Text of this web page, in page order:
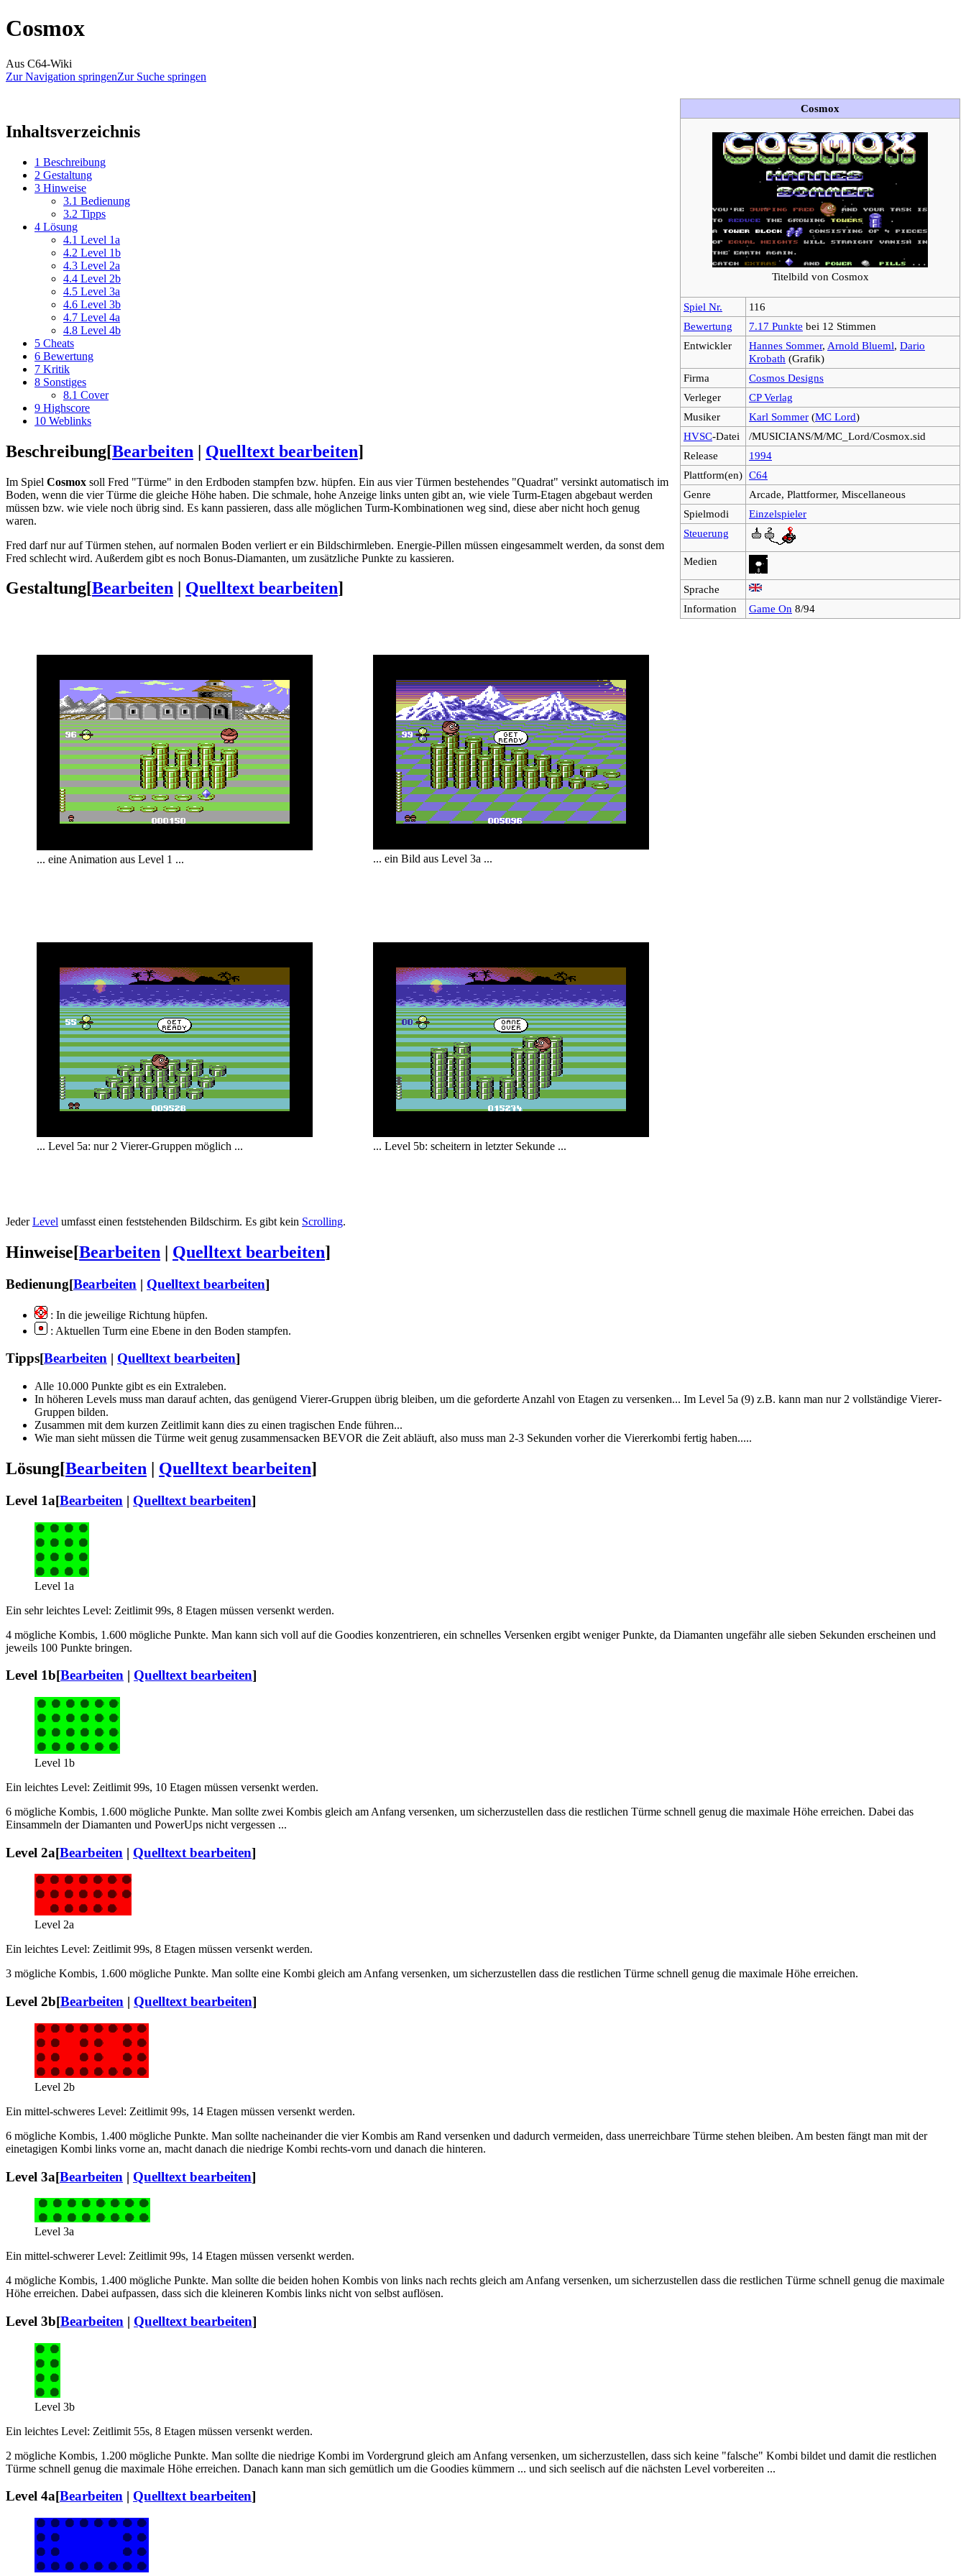
Cosmox
Aus C64-Wiki
Zur Navigation springenZur Suche springen
Cosmox
Titelbild von Cosmox
Spiel Nr.
116
Bewertung
7.17 Punkte bei 12 Stimmen
Entwickler
Hannes Sommer, Arnold Blueml, Dario
Krobath (Grafik)
Firma
Cosmos Designs
Verleger
CP Verlag
Musiker
Karl Sommer (MC Lord)
HVSC-Datei
/MUSICIANS/M/MC_Lord/Cosmox.sid
Release
1994
Plattform(en) C64
Genre
Arcade, Plattformer, Miscellaneous
Spielmodi
Einzelspieler
Steuerung
Medien
Sprache
Information
Game On 8/94
Inhaltsverzeichnis
1 Beschreibung
2 Gestaltung
3 Hinweise
3.1 Bedienung
3.2 Tipps
4 Lösung
4.1 Level 1a
4.2 Level 1b
4.3 Level 2a
4.4 Level 2b
4.5 Level 3a
4.6 Level 3b
4.7 Level 4a
4.8 Level 4b
5 Cheats
6 Bewertung
7 Kritik
8 Sonstiges
8.1 Cover
9 Highscore
10 Weblinks
Beschreibung[Bearbeiten | Quelltext bearbeiten]
Im Spiel Cosmox soll Fred "Türme" in den Erdboden stampfen bzw. hüpfen. Ein aus vier Türmen bestehendes "Quadrat" versinkt automatisch im
Boden, wenn die vier Türme die gleiche Höhe haben. Die schmale, hohe Anzeige links unten gibt an, wie viele Turm-Etagen abgebaut werden
müssen bzw. wie viele noch übrig sind. Es kann passieren, dass alle möglichen Turm-Kombinationen weg sind, diese aber nicht hoch genug
waren.
Fred darf nur auf Türmen stehen, auf normalen Boden verliert er ein Bildschirmleben. Energie-Pillen müssen eingesammelt werden, da sonst dem
Fred schlecht wird. Außerdem gibt es noch Bonus-Diamanten, um zusätzliche Punkte zu kassieren.
Gestaltung[Bearbeiten Quelltext bearbeiten]
... eine Animation aus Level 1 ... ... ein Bild aus Level 3a ...
... Level 5a: nur 2 Vierer-Gruppen möglich ... ... Level 5b: scheitern in letzter Sekunde ...
JederLevel umfasst einen feststehenden Bildschirm. Es gibt kein Scrolling.
Hinweise[Bearbeiten | Quelltext bearbeiten]
Bedienung[Bearbeiten | Quelltext bearbeiten]
: In die jeweilige Richtung hüpfen.
: Aktuellen Turm eine Ebene in den Boden stampfen.
Tipps[Bearbeiten | Quelltext bearbeiten]
Alle 10.000 Punkte gibt es ein Extraleben.
In höheren Levels muss man darauf achten, das genügend Vierer-Gruppen übrig bleiben, um die geforderte Anzahl von Etagen zu versenken... Im Level 5a (9) z.B. kann man nur 2 vollständige Vierer-
Gruppen bilden.
Zusammen mit dem kurzen Zeitlimit kann dies zu einen tragischen Ende führen...
Wie man sieht müssen die Türme weit genug zusammensacken BEVOR die Zeit abläuft, also muss man 2-3 Sekunden vorher die Viererkombi fertig haben.....
Lösung[Bearbeiten | Quelltext bearbeiten]
Level 1a[Bearbeiten | Quelltext bearbeiten]
Level 1a
Ein sehr leichtes Level: Zeitlimit 99s, 8 Etagen müssen versenkt werden.
4 mögliche Kombis, 1.600 mögliche Punkte. Man kann sich voll auf die Goodies konzentrieren, ein schnelles Versenken ergibt weniger Punkte, da Diamanten ungefähr alle sieben Sekunden erscheinen und
jeweils 100 Punkte bringen.
Level 1b[Bearbeiten | Quelltext bearbeiten]
Level 1b
Ein leichtes Level: Zeitlimit 99s, 10 Etagen müssen versenkt werden.
6 mögliche Kombis, 1.600 mögliche Punkte. Man sollte zwei Kombis gleich am Anfang versenken, um sicherzustellen dass die restlichen Türme schnell genug die maximale Höhe erreichen. Dabei das
Einsammeln der Diamanten und PowerUps nicht vergessen ...
Level 2a[Bearbeiten | Quelltext bearbeiten]
Level 2a
Ein leichtes Level: Zeitlimit 99s, 8 Etagen müssen versenkt werden.
3 mögliche Kombis, 1.600 mögliche Punkte. Man sollte eine Kombi gleich am Anfang versenken, um sicherzustellen dass die restlichen Türme schnell genug die maximale Höhe erreichen.
Level 2b[Bearbeiten | Quelltext bearbeiten]
Level 2b
Ein mittel-schweres Level: Zeitlimit 99s, 14 Etagen müssen versenkt werden.
6 mögliche Kombis, 1.400 mögliche Punkte. Man sollte nacheinander die vier Kombis am Rand versenken und dadurch vermeiden, dass unerreichbare Türme stehen bleiben. Am besten fängt man mit der
einetagigen Kombi links vorne an, macht danach die niedrige Kombi rechts-vorn und danach die hinteren.
Level 3a[Bearbeiten | Quelltext bearbeiten]
Level 3a
Ein mittel-schwerer Level: Zeitlimit 99s, 14 Etagen müssen versenkt werden.
4 mögliche Kombis, 1.400 mögliche Punkte. Man sollte die beiden hohen Kombis von links nach rechts gleich am Anfang versenken, um sicherzustellen dass die restlichen Türme schnell genug die maximale
Höhe erreichen. Dabei aufpassen, dass sich die kleineren Kombis links nicht von selbst auflösen.
Level 3b[Bearbeiten | Quelltext bearbeiten]
Level 3b
Ein leichtes Level: Zeitlimit 55s, 8 Etagen müssen versenkt werden.
2 mögliche Kombis, 1.200 mögliche Punkte. Man sollte die niedrige Kombi im Vordergrund gleich am Anfang versenken, um sicherzustellen, dass sich keine "falsche" Kombi bildet und damit die restlichen
Türme schnell genug die maximale Höhe erreichen. Danach kann man sich gemütlich um die Goodies kümmern ... und sich seelisch auf die nächsten Level vorbereiten ...
Level 4a[Bearbeiten | Quelltext bearbeiten]